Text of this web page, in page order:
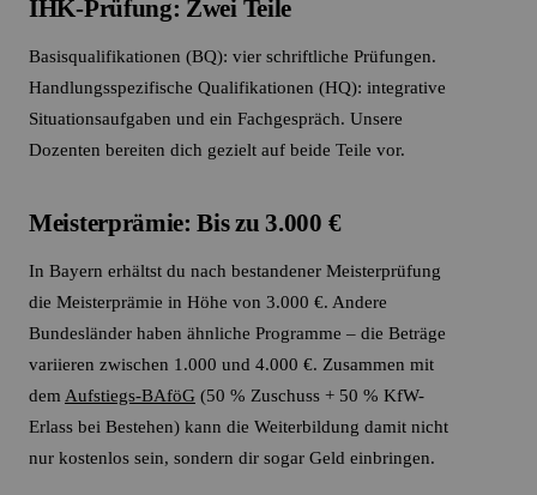
IHK-Prüfung: Zwei Teile
Basisqualifikationen (BQ): vier schriftliche Prüfungen.
Handlungsspezifische Qualifikationen (HQ): integrative
Situationsaufgaben und ein Fachgespräch. Unsere
Dozenten bereiten dich gezielt auf beide Teile vor.
Meisterprämie: Bis zu 3.000 €
In Bayern erhältst du nach bestandener Meisterprüfung
die Meisterprämie in Höhe von 3.000 €. Andere
Bundesländer haben ähnliche Programme – die Beträge
variieren zwischen 1.000 und 4.000 €. Zusammen mit
dem Aufstiegs-BAföG (50 % Zuschuss + 50 % KfW-
Erlass bei Bestehen) kann die Weiterbildung damit nicht
nur kostenlos sein, sondern dir sogar Geld einbringen.